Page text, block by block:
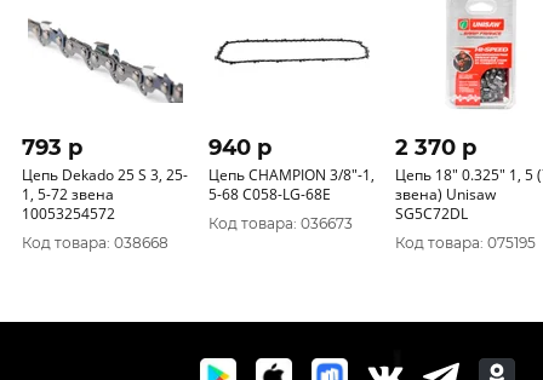
793 p
Цепь Dekado 25 S 3, 25-
1, 5-72 звена
10053254572
Код товара: 038668
940 p
Цепь CHAMPION 3/8"-1,
5-68 С058-LG-68E
Код товара: 036673
2 370 p
Цепь 18" 0.325" 1, 5
звена) Unisaw
SG5C72DL
Код товара: 075195